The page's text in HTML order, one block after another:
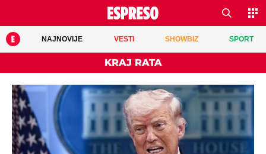
NAJNOVIJE VESTI SHOWBIZ SPORT
KRAJ RATA